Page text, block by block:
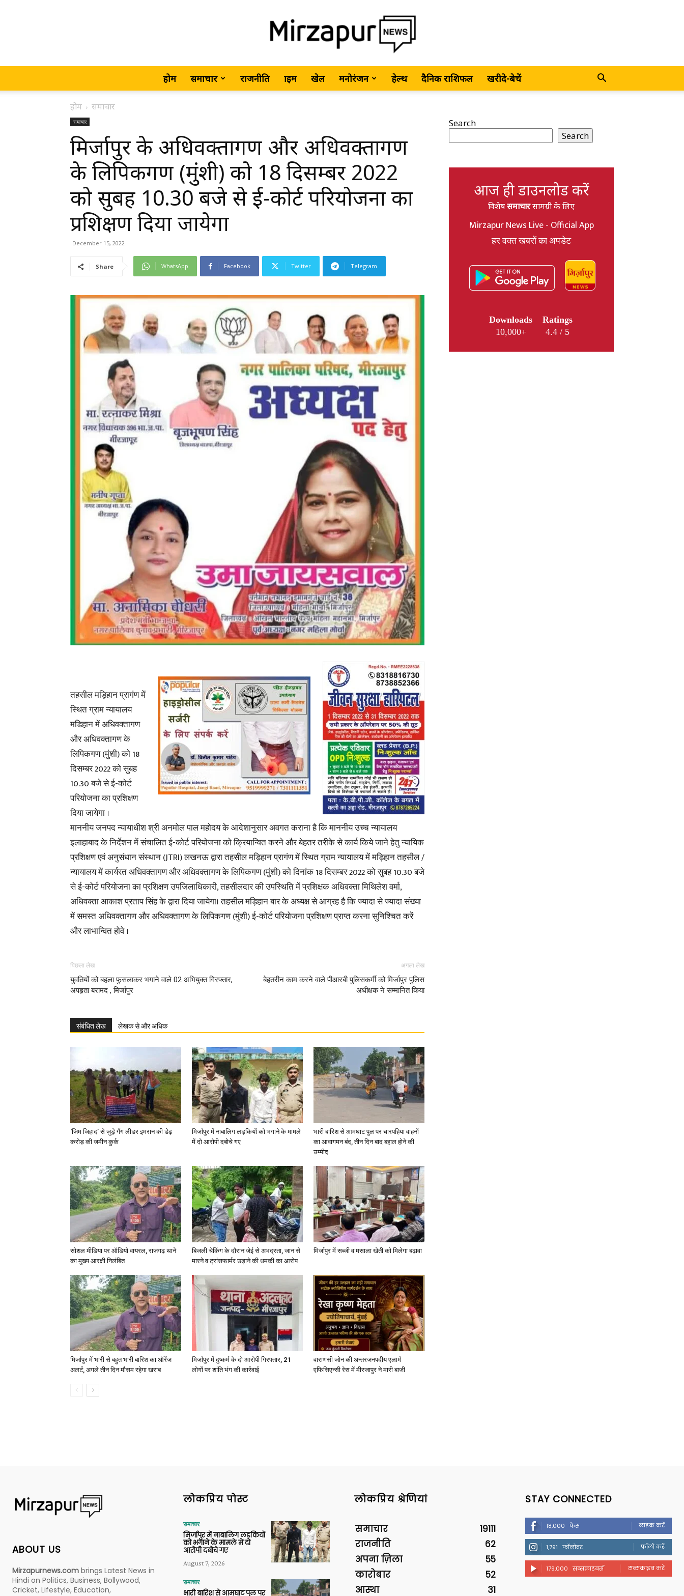
MirzapurNews.com
•
Latest
News
in
Hindi,
Today
Hindi
News
Paper
होम समाचार राजनीति क्राइम खेल मनोरंजन हेल्थ दैनिक राशिफल खरीदे-बेचें
होम समाचार
समाचार
मिर्जापुर के अधिवक्तागण और अधिवक्तागण
के लिपिकगण (मुंशी) को 18 दिसम्बर 2022
को सुबह 10.30 बजे से ई-कोर्ट परियोजना का
प्रशिक्षण दिया जायेगा
December 15, 2022
Share WhatsApp Facebook Twitter Telegram
तहसील मड़िहान प्रागंण में
स्थित ग्राम न्यायालय
मडिहान में अधिवक्तागण
और अधिवक्तागण के
लिपिकगण (मुंशी) को 18
दिसम्बर 2022 को सुबह
10.30 बजे से ई-कोर्ट
परियोजना का प्रशिक्षण
दिया जायेगा ।
माननीय जनपद न्यायाधीश श्री अनमोल पाल महोदय के आदेशानुसार अवगत कराना है कि माननीय उच्च न्यायालय
इलाहाबाद के निर्देशन में संचालित ई-कोर्ट परियोजना को क्रियान्वित करने और बेहतर तरीके से कार्य किये जाने हेतु न्यायिक
प्रशिक्षण एवं अनुसंधान संस्थान (JTRI) लखनऊ द्वारा तहसील मड़िहान प्रागंण में स्थित ग्राम न्यायालय में मड़िहान तहसील /
न्यायालय में कार्यरत अधिवक्तागण और अधिवक्तागण के लिपिकगण (मुंशी) को दिनांक 18 दिसम्बर 2022 को सुबह 10.30 बजे
से ई-कोर्ट परियोजना का प्रशिक्षण उपजिलाधिकारी, तहसीलदार की उपस्थिति में प्रशिक्षक अधिवक्ता मिथिलेश वर्मा,
अधिवक्ता आकाश प्रताप सिंह के द्वारा दिया जायेगा। तहसील मड़िहान बार के अध्यक्ष से आग्रह है कि ज्यादा से ज्यादा संख्या
में समस्त अधिवक्तागण और अधिवक्तागण के लिपिकगण (मुंशी) ई-कोर्ट परियोजना प्रशिक्षण प्राप्त करना सुनिश्चित करें
और लाभान्वित होवे ।
पिछला लेख
युवतियों को बहला फुसलाकर भगाने वाले 02 अभियुक्त गिरफ्तार,
अपहृता बरामद , मिर्जापुर
अगला लेख
बेहतरीन काम करने वाले पीआरबी पुलिसकर्मी को मिर्जापुर पुलिस
अधीक्षक ने सम्मानित किया
संबंधित लेख लेखक से और अधिक
‘जिम जिहाद’ से जुड़े गैंग लीडर इमरान की डेढ़
करोड़ की जमीन कुर्क
मिर्जापुर में नाबालिग लड़कियों को भगाने के मामले
में दो आरोपी दबोचे गए
भारी बारिश से आमघाट पुल पर चारपहिया वाहनों
का आवागमन बंद, तीन दिन बाद बहाल होने की
उम्मीद
सोशल मीडिया पर ऑडियो वायरल, राजगढ़ थाने
का मुख्य आरक्षी निलंबित
बिजली चेकिंग के दौरान जेई से अभद्रता, जान से
मारने व ट्रांसफार्मर उड़ाने की धमकी का आरोप
मिर्जापुर में सब्जी व मसाला खेती को मिलेगा बढ़ावा
मिर्जापुर में भारी से बहुत भारी बारिश का ऑरेंज
अलर्ट, अगले तीन दिन मौसम रहेगा खराब
मिर्जापुर में दुष्कर्म के दो आरोपी गिरफ्तार, 21
लोगों पर शांति भंग की कार्रवाई
वाराणसी जोन की अन्तरजनपदीय एलार्म
एफिसिएन्सी रेस में मीरजापुर ने मारी बाजी
Search
Search
आज ही डाउनलोड करें
विशेषसमाचारसामग्री के लिए
Mirzapur News Live - Official App
हर वक्त खबरों का अपडेट
Downloads
10,000+
Ratings
4.4 / 5
ABOUT US
Mirzapurnews.com brings Latest News in
Hindi on Politics, Business, Bollywood,
Cricket, Lifestyle, Education,
लोकप्रिय पोस्ट
समाचार
मिर्जापुर में नाबालिग लड़कियों
को भगाने के मामले में दो
आरोपी दबोचे गए
August 7, 2026
समाचार
भारी बारिश से आमघाट पुल पर
लोकप्रिय श्रेणियां
समाचार
19111
राजनीति
62
अपना ज़िला
55
कारोबार
52
आस्था
31
STAY CONNECTED
18,000 फैंस लाइक करें
1,791 फॉलोवर फॉलो करें
179,000 सब्सक्राइबर्स सब्सक्राइब करें